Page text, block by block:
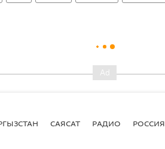
САЯСАТ РАДИО РОССИЯ